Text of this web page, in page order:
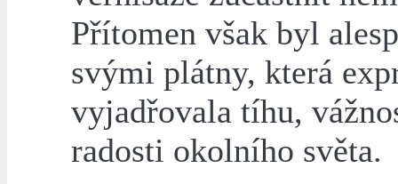
Přítomen však byl
svými plátny, která
vyjadřovala tíhu,
radosti okolního světa.